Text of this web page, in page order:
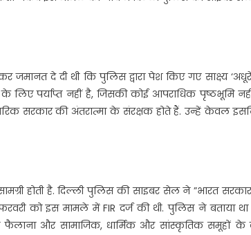
दे दी थी कि पुलिस द्वारा पेश किए गए साक्ष्य
पर्याप्त नहीं है, जिसकी कोई आपराधिक पृष्ठभूमि
सरकार की अंतरात्मा के संरक्षक होते हैं. उन्हें केवल
होती है. दिल्ली पुलिस की साइबर सेल ने ”भारत
को इस मामले में FIR दर्ज की थी. पुलिस ने बताया
और सामाजिक, धार्मिक और सांस्कृतिक समूहों के